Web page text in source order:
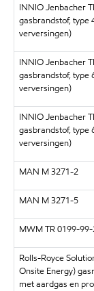
INNIO Jenbacher
gasbrandstof, type
verversingen)
INNIO Jenbacher
gasbrandstof, type
verversingen)
INNIO Jenbacher
gasbrandstof, type
verversingen)
MAN M 3271-2
MAN M 3271-5
MWM TR 0199-
Rolls-Royce
Onsite Energy)
met aardgas en